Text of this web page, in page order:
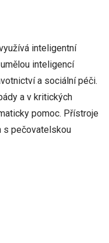
inteligentní
inteligencí
a sociální péči.
a v kritických
pomoc. Přístroje
s pečovatelskou